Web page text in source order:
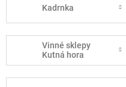
Kadrnka
Vinné sklepy
Kutná hora